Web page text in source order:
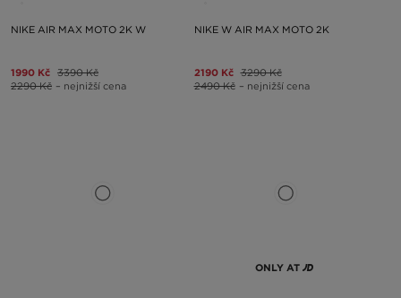
NIKE AIR MAX MOTO 2K W
1990 Kč 3390 Kč
2290 Kč – nejnižší cena
NIKE W AIR MAX MOTO 2K
2190 Kč 3290 Kč
2490 Kč – nejnižší cena
ONLY AT